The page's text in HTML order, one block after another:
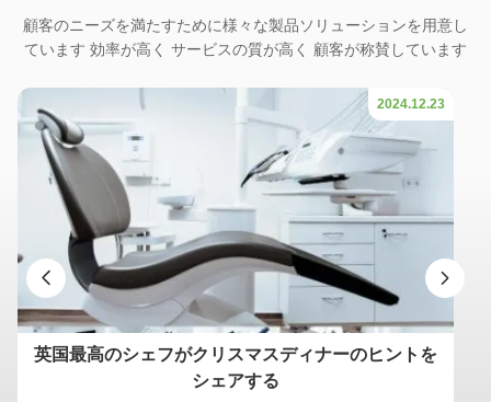
顧客のニーズを満たすために様々な製品ソリューションを用意し
ています 効率が高く サービスの質が高く 顧客が称賛しています
2024.12.23
英国最高のシェフがクリスマスディナーのヒントを
シェアする